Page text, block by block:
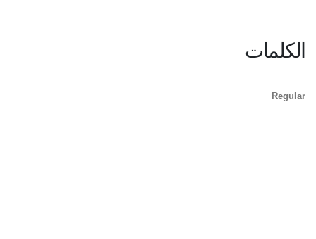
الكلمات
Regular